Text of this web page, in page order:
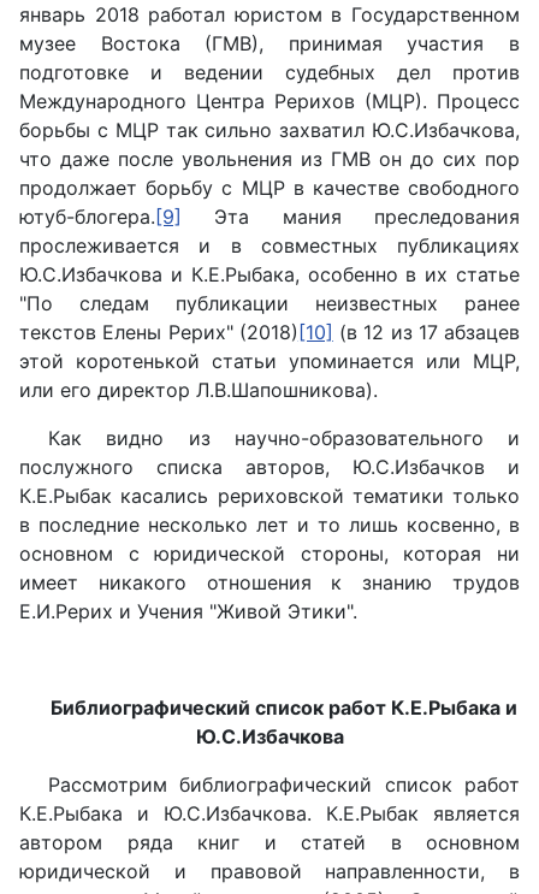
январь 2018 работал юристом в Государственном
музее Востока (ГМВ), принимая участия в
подготовке и ведении судебных дел против
Международного Центра Рерихов (МЦР). Процесс
борьбы с МЦР так сильно захватил Ю.С.Избачкова,
что даже после увольнения из ГМВ он до сих пор
продолжает борьбу с МЦР в качестве свободного
ютуб-блогера.[9] Эта мания преследования
прослеживается и в совместных публикациях
Ю.С.Избачкова и К.Е.Рыбака, особенно в их статье
"По следам публикации неизвестных ранее
текстов Елены Рерих" (2018)[10] (в 12 из 17 абзацев
этой коротенькой статьи упоминается или МЦР,
или его директор Л.В.Шапошникова).
Как видно из научно-образовательного и
послужного списка авторов, Ю.С.Избачков и
К.Е.Рыбак касались рериховской тематики только
в последние несколько лет и то лишь косвенно, в
основном с юридической стороны, которая ни
имеет никакого отношения к знанию трудов
Е.И.Рерих и Учения "Живой Этики".
Библиографический список работ К.Е.Рыбака и
Ю.С.Избачкова
Рассмотрим библиографический список работ
К.Е.Рыбака и Ю.С.Избачкова. К.Е.Рыбак является
автором ряда книг и статей в основном
юридической и правовой направленности, в